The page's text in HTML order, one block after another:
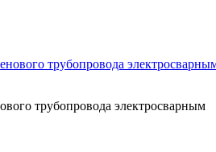
трубопровода электросварным